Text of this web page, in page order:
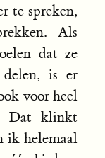
te spreken,
Als
dat ze
is er
voor heel
Dat klinkt
ik helemaal